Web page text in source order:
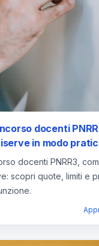
docenti
in modo
docenti PNRR3,
scopri quote, limiti e